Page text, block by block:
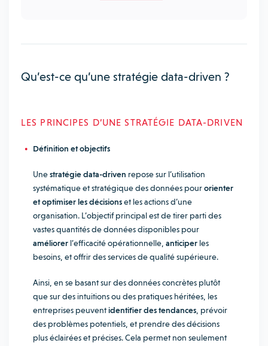
Qu’est-ce qu’une stratégie data-driven ?
LES PRINCIPES D’UNE STRATÉGIE DATA-DRIVEN
Définition et objectifs
Unestratégie data-driven repose sur l’utilisation
systématique et stratégique des données pourorienter
et optimiser les décisionset les actions d’une
organisation. L’objectif principal est de tirer parti des
vastes quantités de données disponibles pour
améliorer l’efficacité opérationnelle, anticiper les
besoins, et offrir des services de qualité supérieure.
Ainsi, en se basant sur des données concrètes plutôt
que sur des intuitions ou des pratiques héritées, les
entreprises peuventidentifier des tendances , prévoir
des problèmes potentiels, et prendre des décisions
plus éclairées et précises. Cela permet non seulement